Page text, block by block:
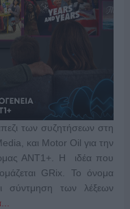
των συζητήσεων στη
και Motor Oil για την
ΑΝΤ1+. Η ιδέα που
GRix. Το όνομα
σύντμηση των λέξεων